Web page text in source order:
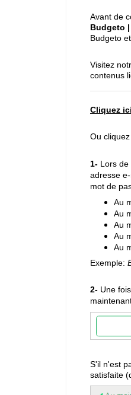
Avant de
Budgeto |
Budgeto
Visitez
contenus
Cliquez
Ou
1- Lors
adresse
mot de
Au
Au
Au
Au
Au
Exemple:
2- Une
S'il n'est
satisfaite